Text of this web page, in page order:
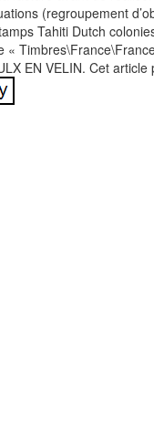
(regroupement
Tahiti Dutch
«
EN VELIN. Cet